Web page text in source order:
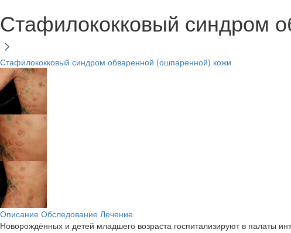
Стафилококковый синдром
Стафилококковый синдром обваренной (ошпаренной) кожи
Описание Обследование Лечение
Новорождённых и детей младшего возраста госпитализируют в палаты